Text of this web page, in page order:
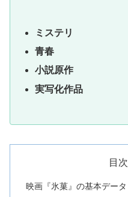
ミステリ
青春
小説原作
実写化作品
目次
映画『氷菓』の基本データ